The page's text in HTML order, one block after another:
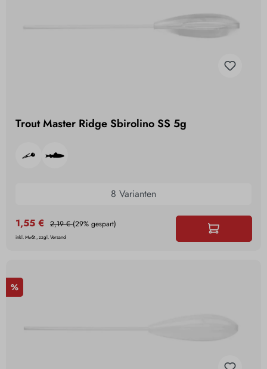
Trout Master Ridge Sbirolino SS 5g
8 Varianten
1,55 € 2,19 €(29% gespart)
inkl. MwSt., zzgl. Versand
%